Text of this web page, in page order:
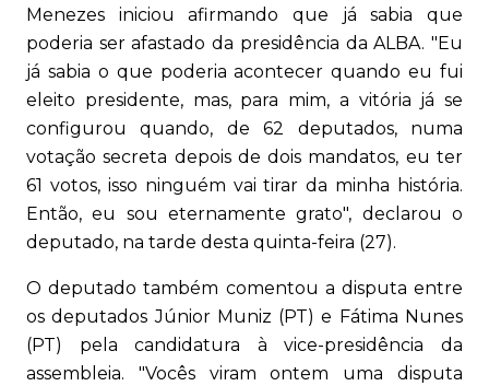
Menezes iniciou afirmando que já sabia que
poderia ser afastado da presidência da ALBA. "Eu
já sabia o que poderia acontecer quando eu fui
eleito presidente, mas, para mim, a vitória já se
configurou quando, de 62 deputados, numa
votação secreta depois de dois mandatos, eu ter
61 votos, isso ninguém vai tirar da minha história.
Então, eu sou eternamente grato", declarou o
deputado, na tarde desta quinta-feira (27).
O deputado também comentou a disputa entre
os deputados Júnior Muniz (PT) e Fátima Nunes
(PT) pela candidatura à vice-presidência da
assembleia. "Vocês viram ontem uma disputa